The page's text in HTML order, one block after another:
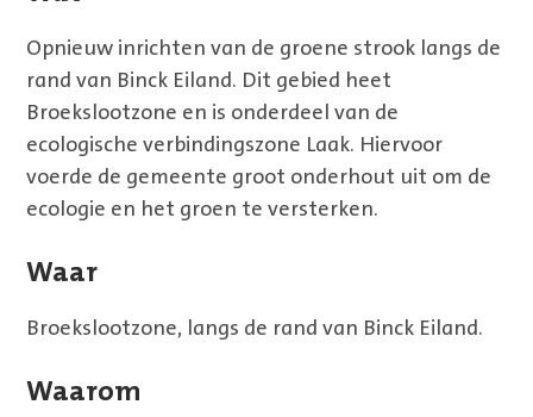
Opnieuw inrichten van de groene strook langs de
rand van Binck Eiland. Dit gebied heet
Broekslootzone en is onderdeel van de
ecologische verbindingszone Laak. Hiervoor
voerde de gemeente groot onderhout uit om de
ecologie en het groen te versterken.
Waar
Broekslootzone, langs de rand van Binck Eiland.
Waarom